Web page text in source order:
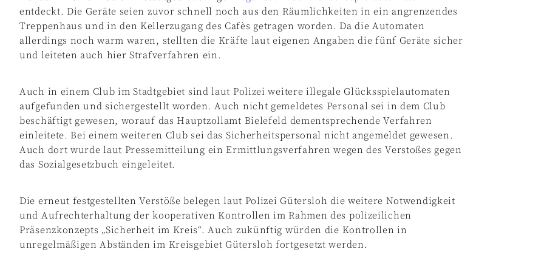
entdeckt. Die Geräte seien zuvor schnell noch aus den Räumlichkeiten in ein angrenzendes
Treppenhaus und in den Kellerzugang des Cafès getragen worden. Da die Automaten
allerdings noch warm waren, stellten die Kräfte laut eigenen Angaben die fünf Geräte sicher
und leiteten auch hier Strafverfahren ein.
Auch in einem Club im Stadtgebiet sind laut Polizei weitere illegale Glücksspielautomaten
aufgefunden und sichergestellt worden. Auch nicht gemeldetes Personal sei in dem Club
beschäftigt gewesen, worauf das Hauptzollamt Bielefeld dementsprechende Verfahren
einleitete. Bei einem weiteren Club sei das Sicherheitspersonal nicht angemeldet gewesen.
Auch dort wurde laut Pressemitteilung ein Ermittlungsverfahren wegen des Verstoßes gegen
das Sozialgesetzbuch eingeleitet.
Die erneut festgestellten Verstöße belegen laut Polizei Gütersloh die weitere Notwendigkeit
und Aufrechterhaltung der kooperativen Kontrollen im Rahmen des polizeilichen
Präsenzkonzepts „Sicherheit im Kreis“. Auch zukünftig würden die Kontrollen in
unregelmäßigen Abständen im Kreisgebiet Gütersloh fortgesetzt werden.